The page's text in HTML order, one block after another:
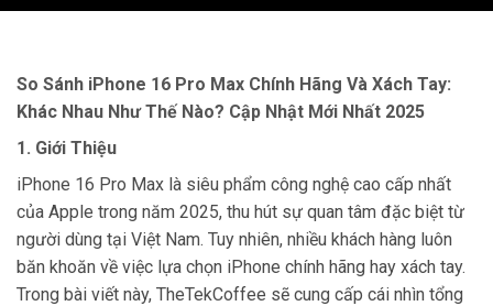
So Sánh iPhone 16 Pro Max Chính Hãng Và Xách Tay:
Khác Nhau Như Thế Nào? Cập Nhật Mới Nhất 2025
1. Giới Thiệu
iPhone 16 Pro Max là siêu phẩm công nghệ cao cấp nhất
của Apple trong năm 2025, thu hút sự quan tâm đặc biệt từ
người dùng tại Việt Nam. Tuy nhiên, nhiều khách hàng luôn
băn khoăn về việc lựa chọn iPhone chính hãng hay xách tay.
Trong bài viết này, TheTekCoffee sẽ cung cấp cái nhìn tổng